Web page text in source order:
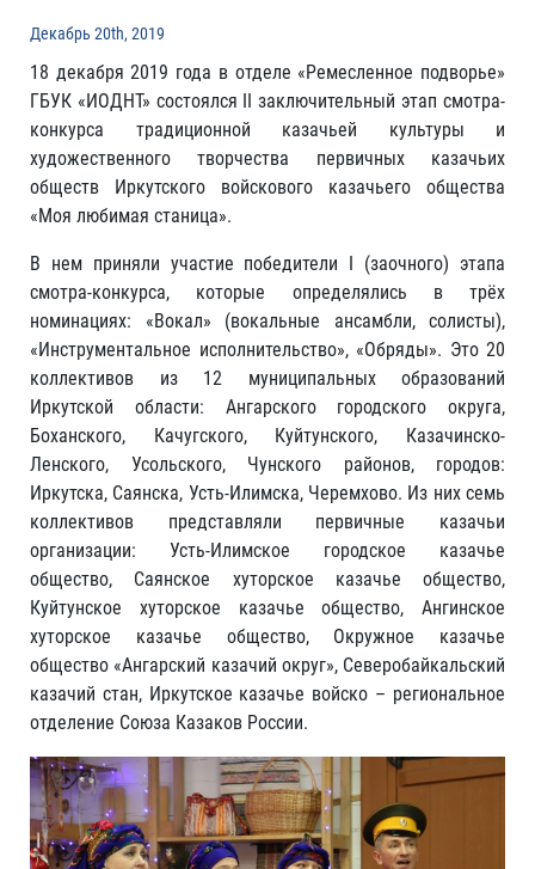
Декабрь 20th, 2019
18 декабря 2019 года в отделе «Ремесленное подворье»
ГБУК «ИОДНТ» состоялся II заключительный этап смотра-
конкурса традиционной казачьей культуры и
художественного творчества первичных казачьих
обществ Иркутского войскового казачьего общества
«Моя любимая станица».
В нем приняли участие победители I (заочного) этапа
смотра-конкурса, которые определялись в трёх
номинациях: «Вокал» (вокальные ансамбли, солисты),
«Инструментальное исполнительство», «Обряды». Это 20
коллективов из 12 муниципальных образований
Иркутской области: Ангарского городского округа,
Боханского, Качугского, Куйтунского, Казачинско-
Ленского, Усольского, Чунского районов, городов:
Иркутска, Саянска, Усть-Илимска, Черемхово. Из них семь
коллективов представляли первичные казачьи
организации: Усть-Илимское городское казачье
общество, Саянское хуторское казачье общество,
Куйтунское хуторское казачье общество, Ангинское
хуторское казачье общество, Окружное казачье
общество «Ангарский казачий округ», Северобайкальский
казачий стан, Иркутское казачье войско – региональное
отделение Союза Казаков России.